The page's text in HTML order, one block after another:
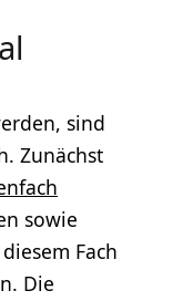
sind
Zunächst
sowie
Fach
Die